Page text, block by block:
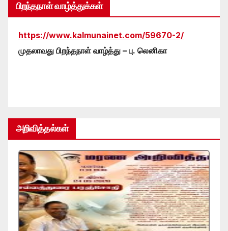
பிறந்தநாள் வாழ்த்துக்கள்
https://www.kalmunainet.com/59670-2/
முதலாவது பிறந்தநாள் வாழ்த்து – பு. லெனிகா
அறிவித்தல்கள்